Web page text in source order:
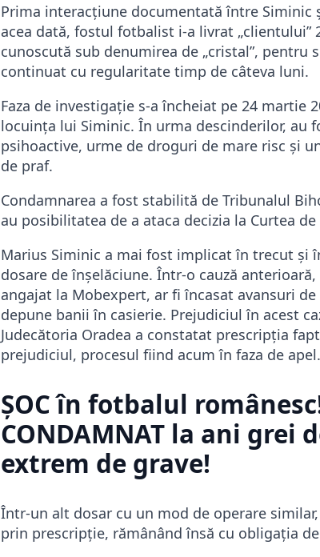
Prima interacțiune documentată între Siminic
acea dată, fostul fotbalist i-a livrat „clientului”
cunoscută sub denumirea de „cristal”, pentru
continuat cu regularitate timp de câteva luni.
Faza de investigație s-a încheiat pe 24 martie
locuința lui Siminic. În urma descinderilor,
psihoactive, urme de droguri de mare risc și
de praf.
Condamnarea a fost stabilită de Tribunalul
au posibilitatea de a ataca decizia la Curtea de
Marius Siminic a mai fost implicat în trecut și
dosare de înșelăciune. Într-o cauză
angajat la Mobexpert, ar fi încasat avansuri
depune banii în casierie. Prejudiciul în acest
Judecătoria Oradea a constatat prescripția
prejudiciul, procesul fiind acum în faza de apel.
ȘOC în fotbalul
CONDAMNAT la ani grei
extrem de grave!
Într-un alt dosar cu un mod de operare
prin prescripție, rămânând însă cu obligația